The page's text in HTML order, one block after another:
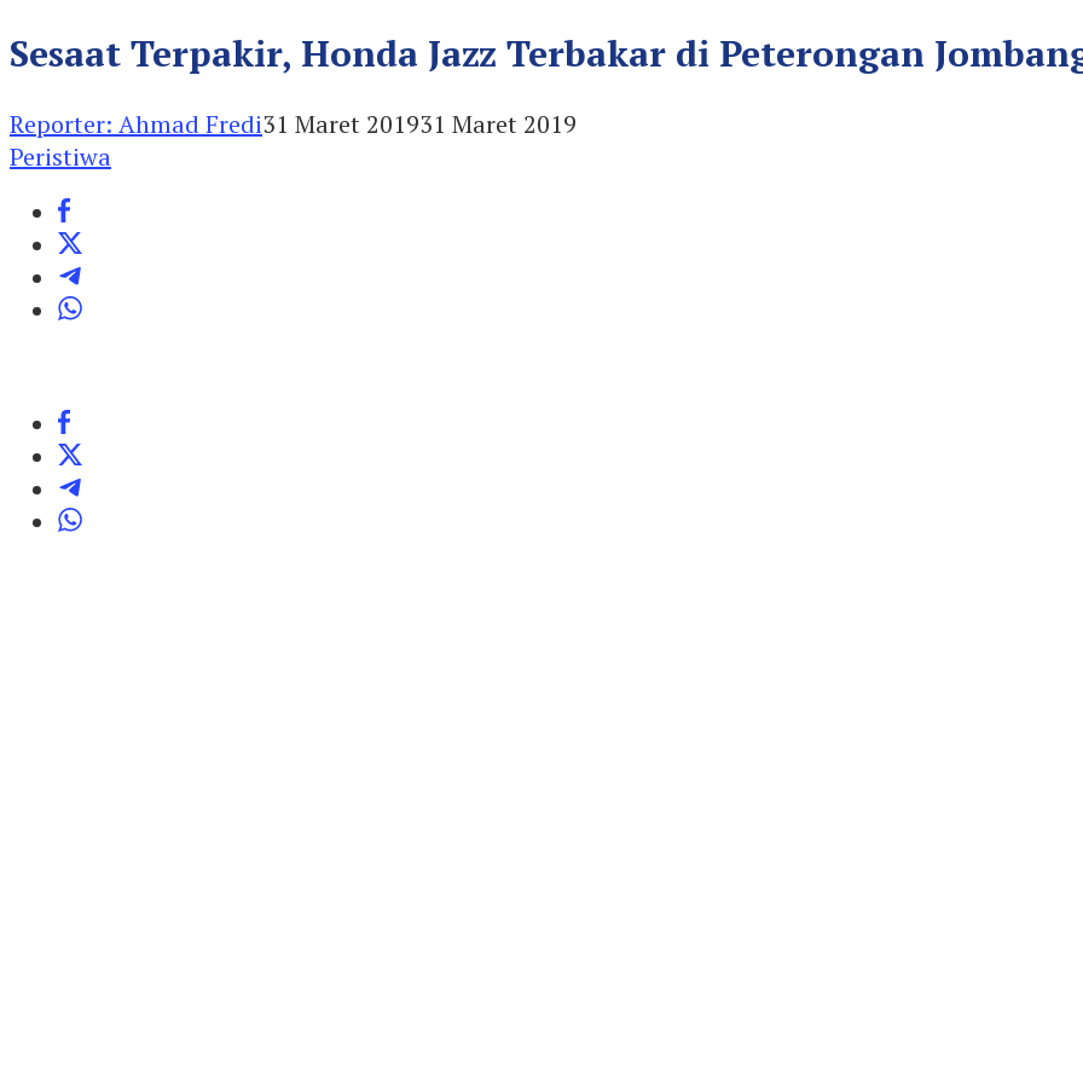
Sesaat Terpakir, Honda Jazz Terbakar di Peterongan
Reporter: Ahmad Fredi31 Maret 201931 Maret 2019
Peristiwa